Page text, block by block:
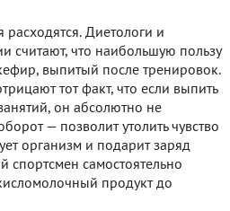
Диетологи и
считают, что наибольшую пользу
выпитый после тренировок.
тот факт, что если выпить
он абсолютно не
— позволит утолить чувство
организм и подарит заряд
спортсмен самостоятельно
продукт до